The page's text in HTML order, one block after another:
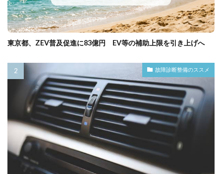
東京都、ZEV普及促進に83億円 EV等の補助上限を引き上げへ
故障診断整備のススメ